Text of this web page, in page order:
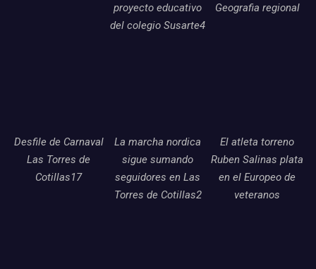
proyecto educativo
del colegio Susarte4
Geografia regional
Desfile de Carnaval
Las Torres de
Cotillas17
La marcha nordica
sigue sumando
seguidores en Las
Torres de Cotillas2
El atleta torreno
Ruben Salinas plata
en el Europeo de
veteranos